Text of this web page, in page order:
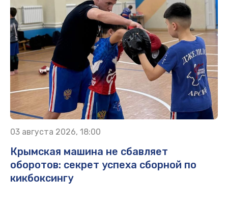
03 августа 2026, 18:00
Крымская машина не сбавляет
оборотов: секрет успеха сборной по
кикбоксингу